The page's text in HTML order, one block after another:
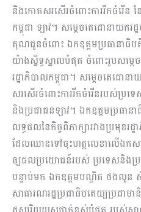
និងកោតសរសើរចំពោះការរីកចំរើន
កម្ពុជា ឡាវ។ សម្តេចតេជោនាយករ
គុណជូនចំពោះ ឯកឧត្តមប្រធានាធិ
យ៉ាងស្និទ្ធស្នាលបំផុត ចំពោះរូបសម្ត
រដ្ឋាភិបាលកម្ពុជា។ សម្តេចតេជោន
សរសើរចំពោះការរីកចំរើនរបស់ប្រទ
និងប្រជាជនឡាវ។ ឯកឧត្តមប្រធាន
លទ្ធផលនៃកិច្ចពិភាក្សារវាងប្រមុខរ
ដែលឈានទៅចុះហត្ថលេខាលើឯកសារ
ឲ្យផលប្រយោជន៍របស់ ប្រទេសនិងប្រ
បន្ទាប់មក ឯកឧត្តមបណ្ឌិត ថងលួន
សាធារណរដ្ឋប្រជាធិបតេយ្យប្រជាម